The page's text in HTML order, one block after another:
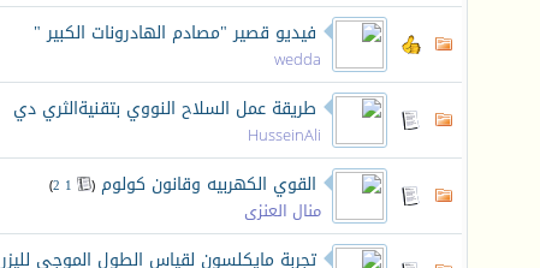
فيديو قصير "مصادم الهادرونات الكبير "
wedda
طريقة عمل السلاح النووي بتقنيةالثري دي
HusseinAli
القوي الكهربيه وقانون كولوم (
1
2
)
منال العنزى
تجربة مايكلسون لقياس الطول الموجي لليزر